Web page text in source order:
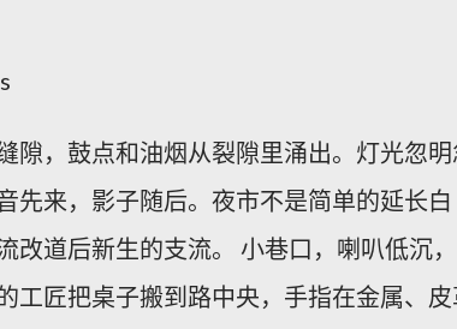
隙，鼓点和油烟从裂隙里涌出。灯光忽明
先来，影子随后。夜市不是简单的延长白
道后新生的支流。 小巷口，喇叭低沉，
工匠把桌子搬到路中央，手指在金属、皮